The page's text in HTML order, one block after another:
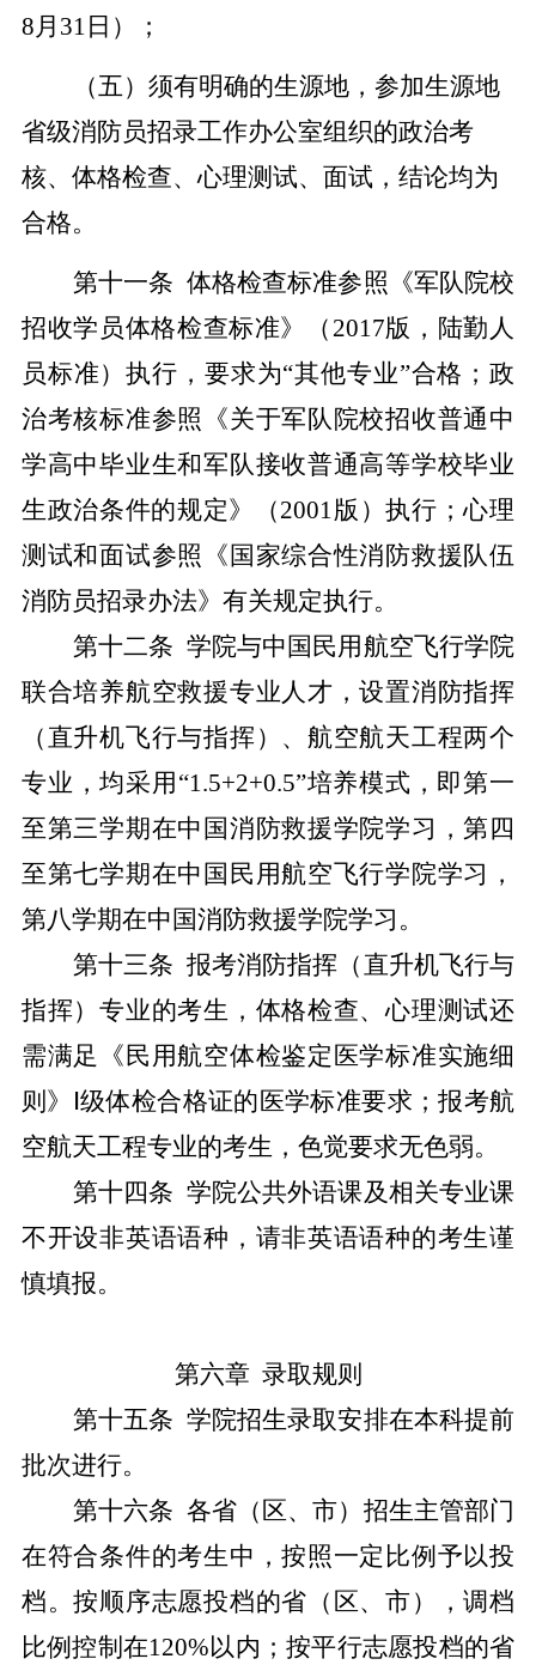
8月 31 日）；
（五）须有明确的生源地， 参加生源地
省级消防员招录工作办公室组织的政治考
核、体格检查、心理测试、面试，结论均为
合格。
第十一条 体格检查标准参照 《军队院校
招收学员体格检查标准》（ 2017版， 陆勤人
员标准）执行，要求为“其他专业”合格；政
治考核标准参照
《关于军队院校招收普通中
学高中毕业生和军队接收普通高等学校毕业
生政治条件的规定》
（2001版）执行；心理
测 试和面试参照《国家综合性消防救援队伍
消防员招录办法》有关规定执行。
第十二条 学院与中国民用航空飞行学院
联合培养航空救援专业人才，设置消防指挥
（直升机飞行与指挥）、航空航天工程两个
专业，均采用 “1.5+2+0.5”培养模式，即第一
至第三学期在中国消防救援学院学习，第四
至第七学期在中国民用航空飞行学院学习，
第八学期在中国消防救援学院学习。
第十三条 报考消防指挥（直升机飞行与
指挥）专业的考生，体格检查、心理测试还
需满足《民用航空体检鉴定医学标准实施细
则》 Ⅰ级体检合格证的医学标准要求；报考航
空航天工程专业的考生，色觉要求无色弱。
第十四条 学院公共外语课及相关专业课
不开设非英语语种，请非英语语种的考生谨
慎填报。
第六章 录取规则
第十五条 学院招生录取安排在本科提前
批次进行。
第十六条 各省（区、市）招生主管部门
在符合条件的考生中，按照一定比例予以投
档。按顺序志愿投档的省（区、市），调档
比例控制在120%以内；按平行志愿投档的省